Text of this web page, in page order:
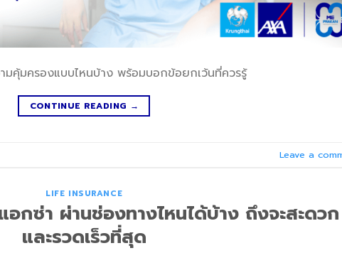
มคุ้มครองแบบไหนบ้าง พร้อมบอกข้อยกเว้นที่ควรรู้
CONTINUE READING →
Leave a
LIFE INSURANCE
อกซ่า ผ่านช่องทางไหนได้บ้าง ถึงจะสะดวก
และรวดเร็วที่สุด